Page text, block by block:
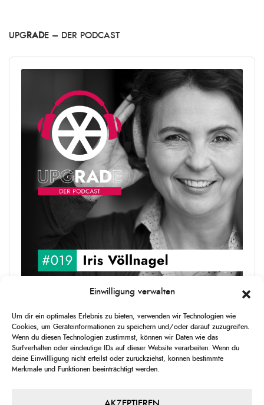
Einwilligung verwalten
Um dir ein optimales Erlebnis zu bieten, verwenden wir Technologien wie
Cookies, um Geräteinformationen zu speichern und/oder darauf zuzugreifen.
Wenn du diesen Technologien zustimmst, können wir Daten wie das
Surfverhalten oder eindeutige IDs auf dieser Website verarbeiten. Wenn du
deine Einwillligung nicht erteilst oder zurückziehst, können bestimmte
Merkmale und Funktionen beeinträchtigt werden.
UPG RADE – DER PODCAST
Audio
Player
Iris Völlnagel hat schon auf unterschiedlichen Kontinenten gelebt
und gearbeitet, spricht mehrere Sprachen und berichtet
leidenschaftlich gerne über das, was sie erlebt – als Journalistin,
[...]